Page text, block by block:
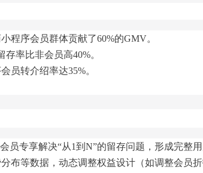
程序会员群体贡献了60%的GMV。
率比非会员高40%。
员转介绍率达35%。
员专享解决“从1到N”的留存问题，形成完整用
布等数据，动态调整权益设计（如调整会员